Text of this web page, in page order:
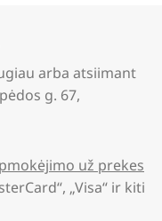
arba atsiimant
g. 67,
už prekes
„Visa“ ir kiti